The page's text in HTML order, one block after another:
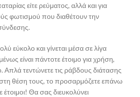
είτε ρεύματος, αλλά και για
φωτισμού που διαθέτουν την
εύκολο και γίνεται μέσα σε λίγα
είναι πάντοτε έτοιμο για χρήση,
Απλά τεντώνετε τις ράβδους διάτασης
θέση τους, το προσαρμόζετε επάνω
έτοιμοι! Θα σας διευκολύνει